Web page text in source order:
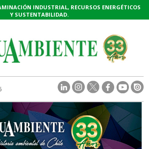
INDUSTRIAL, RECURSOS ENERGÉTICOS
Y SUSTENTABILIDAD.